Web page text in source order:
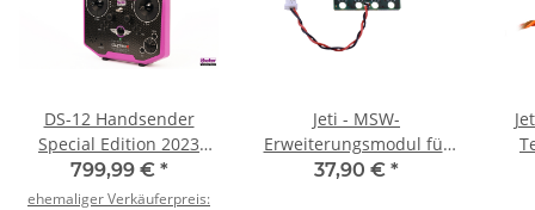
DS-12 Handsender
Special Edition 2023
Carbon purple
Multimode mit R9
799,99 € *
ehemaliger Verkäuferpreis:
Jeti - MSW-
Erweiterungsmodul für
DC/DS 24 II
37,90 € *